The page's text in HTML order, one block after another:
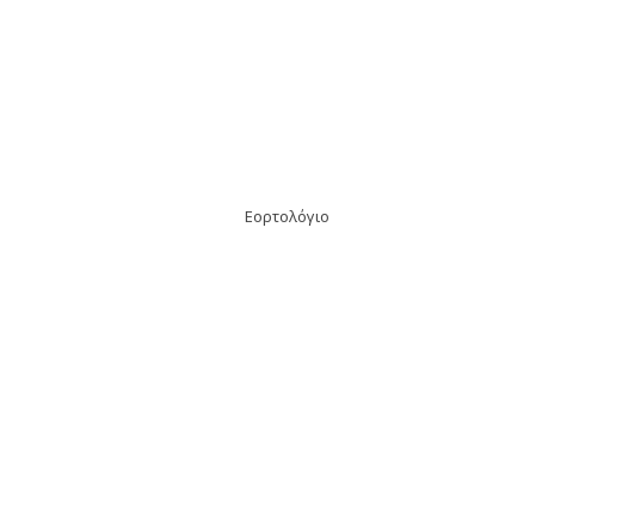
Εορτολόγιο